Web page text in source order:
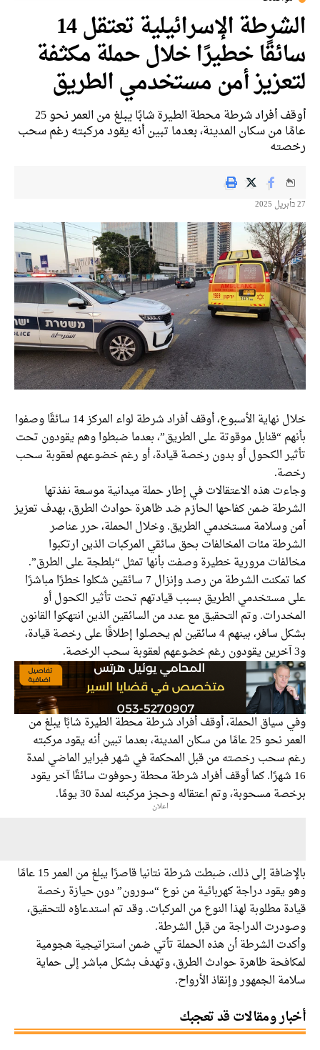
الشرطة الإسرائيلية تعتقل 14
خطيرًا خلال حملة مكثفة
أمن مستخدمي الطريق
أوقف أفراد شرطة محطة الطيرة شابًا يبلغ من العمر نحو 25
من سكان المدينة، بعدما تبين أنه يقود مركبته رغم سحب
خلال نهاية الأسبوع، أوقف أفراد شرطة لواء المركز 14 سائقًا وصفوا
“قنابل موقوتة على الطريق”، بعدما ضبطوا وهم يقودون تحت
الكحول أو بدون رخصة قيادة، أو رغم خضوعهم لعقوبة سحب
هذه الاعتقالات في إطار حملة ميدانية موسعة نفذتها
ضمن كفاحها الحازم ضد ظاهرة حوادث الطرق، بهدف تعزيز
وسلامة مستخدمي الطريق. وخلال الحملة، حرر عناصر
مئات المخالفات بحق سائقي المركبات الذين ارتكبوا
مرورية خطيرة وصفت بأنها تمثل “بلطجة على الطرق”.
كما تمكنت الشرطة من رصد وإنزال 7 سائقين شكلوا خطرًا مباشرًا
مستخدمي الطريق بسبب قيادتهم تحت تأثير الكحول أو
وتم التحقيق مع عدد من السائقين الذين انتهكوا القانون
بشكل سافر، بينهم 4 سائقين لم يحصلوا إطلاقًا على رخصة قيادة،
سياق الحملة، أوقف أفراد شرطة محطة الطيرة شابًا يبلغ من
العمر نحو 25 عامًا من سكان المدينة، بعدما تبين أنه يقود مركبته
سحب رخصته من قبل المحكمة في شهر فبراير الماضي لمدة
شهرًا. كما أوقف أفراد شرطة محطة رحوفوت سائقًا آخر يقود
مسحوبة، وتم اعتقاله وحجز مركبته لمدة 30 يومًا.
بالإضافة إلى ذلك، ضبطت شرطة نتانيا قاصرًا يبلغ من العمر 15 عامًا
يقود دراجة كهربائية من نوع “سورون” دون حيازة رخصة
مطلوبة لهذا النوع من المركبات. وقد تم استدعاؤه للتحقيق،
الدراجة من قبل الشرطة.
الشرطة أن هذه الحملة تأتي ضمن استراتيجية هجومية
ظاهرة حوادث الطرق، وتهدف بشكل مباشر إلى حماية
الجمهور وإنقاذ الأرواح.
ومقالات قد تعجبك